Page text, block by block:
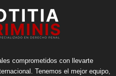
comprometidos con llevarte
Tenemos el mejor equipo,